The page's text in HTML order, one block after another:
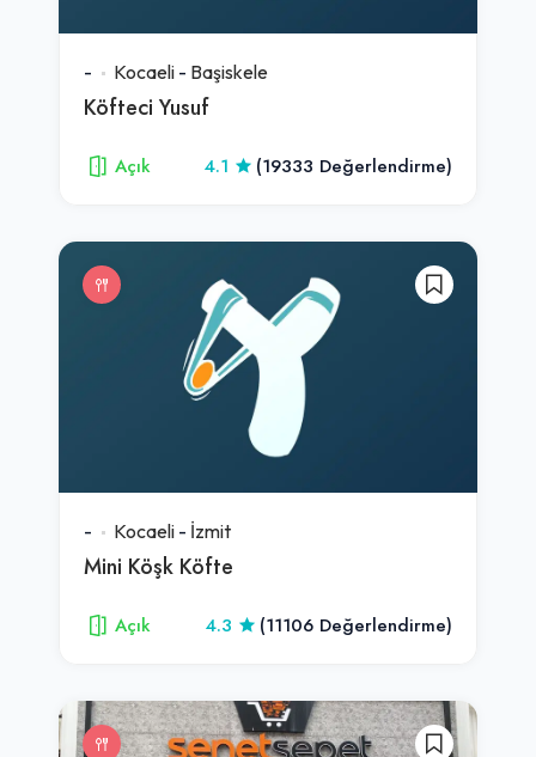
- Kocaeli - Başiskele
Köfteci Yusuf
Açık 4.1 (19333 Değerlendirme)
- Kocaeli - İzmit
Mini Köşk Köfte
Açık 4.3 (11106 Değerlendirme)